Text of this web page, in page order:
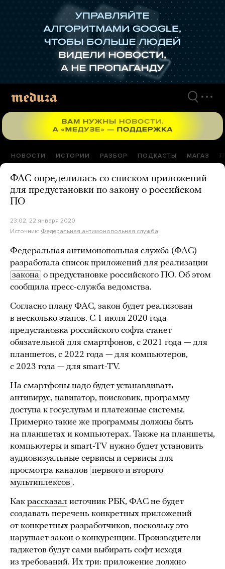
НОВОСТИ ИСТОРИИ РАЗБОР ПОДКАСТЫ МАГАЗ
ФАС определилась со списком приложений
для предустановки по закону о российском
ПО
23:02, 22 января 2020
Источник: Федеральная антимонопольная служба
Федеральная антимонопольная служба (ФАС)
разработала список приложений для реализации
закона о предустановке российского ПО. Об этом
сообщила пресс-служба ведомства.
Согласно плану ФАС, закон будет реализован
в несколько этапов. С 1 июля 2020 года
предустановка российского софта станет
обязательной для смартфонов, с 2021 года — для
планшетов, с 2022 года — для компьютеров,
с 2023 года — для smart-TV.
На смартфоны надо будет устанавливать
антивирус, навигатор, поисковик, программу
доступа к госуслугам и платежные системы.
Примерно такие же программы должны быть
на планшетах и компьютерах. Также на планшеты,
компьютеры и smart-TV нужно будет установить
аудиовизуальные сервисы и сервисы для
просмотра каналов первого и второго
мультиплексов .
Как рассказал источник РБК, ФАС не будет
создавать перечень конкретных приложений
от конкретных разработчиков, поскольку это
нарушает закон о конкуренции. Производители
гаджетов будут сами выбирать софт исходя
из требований. Их три: приложение должно